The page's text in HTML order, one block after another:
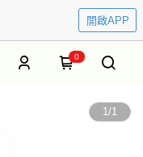
開啟APP
0
1/1